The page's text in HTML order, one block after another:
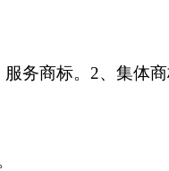
务商标。2、集体